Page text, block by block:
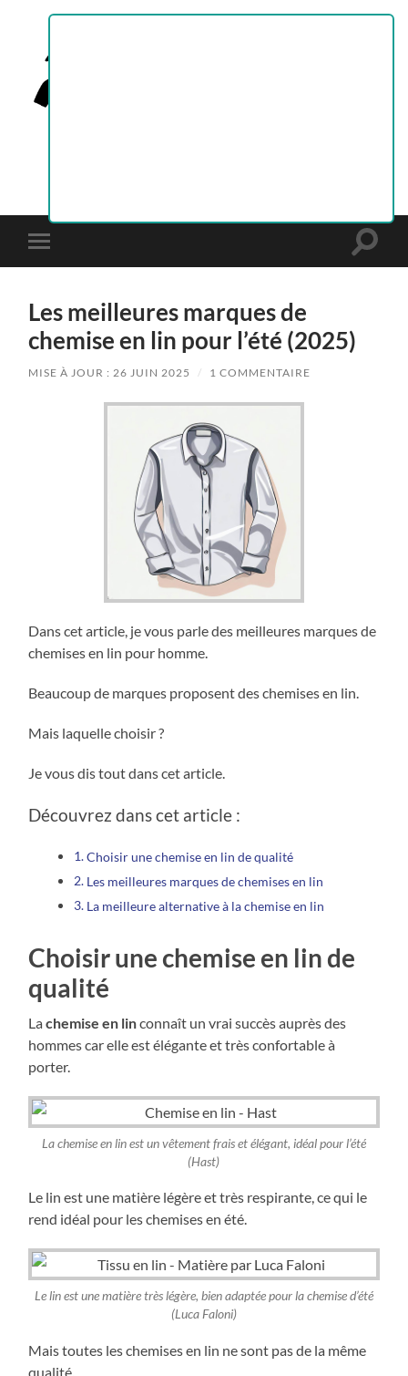
de
Toggle
mobile
Toggle
Les meilleures marques de
chemise en lin pour l’été (2025)
MISE À JOUR : 26 JUIN 2025 / 1 COMMENTAIRE
Dans cet article, je vous parle des meilleures marques de
chemises en lin pour homme.
Beaucoup de marques proposent des chemises en lin.
Mais laquelle choisir ?
Je vous dis tout dans cet article.
Découvrez dans cet article :
Choisir une chemise en lin de qualité
Les meilleures marques de chemises en lin
La meilleure alternative à la chemise en lin
Choisir une chemise en lin de
qualité
Lachemise en linconnaît un vrai succès auprès des
hommes car elle est élégante et très confortable à
porter.
La chemise en lin est un vêtement frais et élégant, idéal pour l’été
(Hast)
Le lin est une matière légère et très respirante, ce qui le
rend idéal pour les chemises en été.
Le lin est une matière très légère, bien adaptée pour la chemise d’été
(Luca Faloni)
Mais toutes les chemises en lin ne sont pas de la même
qualité.